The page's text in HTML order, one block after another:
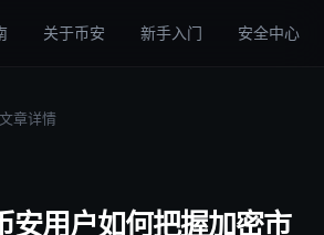
关于币安 新手入门 安全中心
文章详情
安用户如何把握加密市